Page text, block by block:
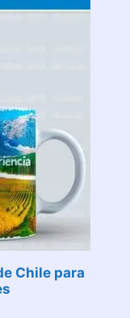
Chile para